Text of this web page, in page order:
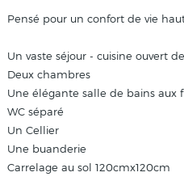
Pensé pour un confort de vie
Un vaste séjour - cuisine ouvert
Deux chambres
Une élégante salle de bains aux
WC séparé
Un Cellier
Une buanderie
Carrelage au sol 120cmx120cm